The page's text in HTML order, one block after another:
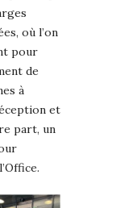
où l’on
pour
de
à
et
part, un